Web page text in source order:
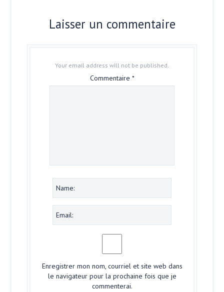
Laisser un commentaire
Your email address will not be published.
Commentaire *
Enregistrer mon nom, courriel et site web dans
le navigateur pour la prochaine fois que je
commenterai.